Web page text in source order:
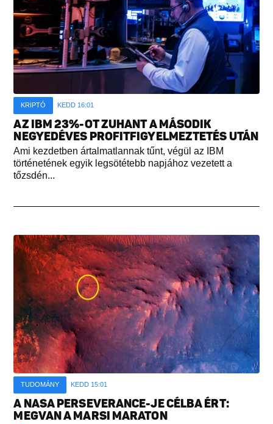
KRIPTÓ KEDD 16:01
AZ IBM 23%-OT ZUHANT A MÁSODIK
NEGYEDÉVES PROFITFIGYELMEZTETÉS UTÁN
Ami kezdetben ártalmatlannak tűnt, végül az IBM
történetének egyik legsötétebb napjához vezetett a
tőzsdén...
TUDOMÁNY KEDD 15:01
A NASA PERSEVERANCE-JE CÉLBA ÉRT:
MEGVAN A MARSI MARATON